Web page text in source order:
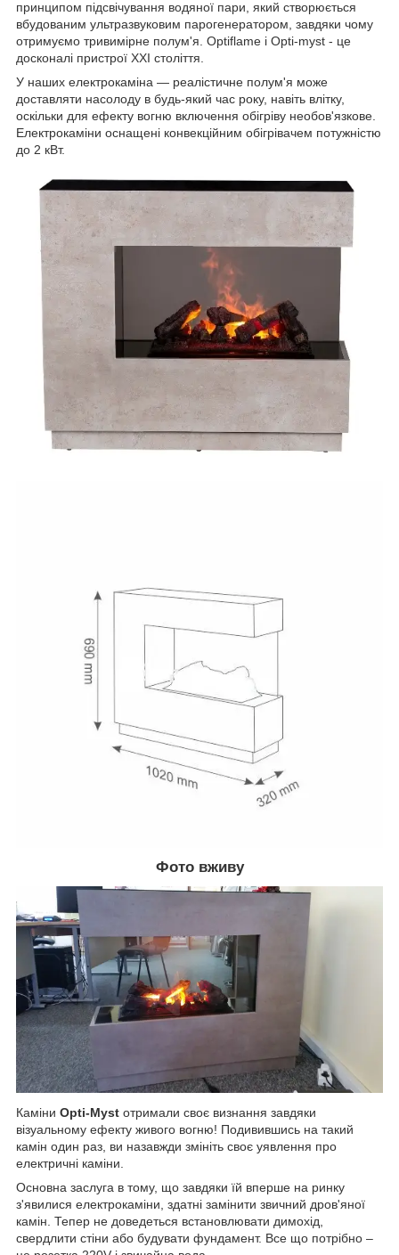
принципом підсвічування водяної пари, який створюється
вбудованим ультразвуковим парогенератором, завдяки чому
отримуємо тривимірне полум'я. Optiflame і Opti-myst - це
досконалі пристрої XXI століття.
У наших електрокаміна — реалістичне полум'я може
доставляти насолоду в будь-який час року, навіть влітку,
оскільки для ефекту вогню включення обігріву необов'язкове.
Електрокаміни оснащені конвекційним обігрівачем потужністю
до 2 кВт.
Фото вживу
Каміни Opti-Myst отримали своє визнання завдяки
візуальному ефекту живого вогню! Подивившись на такий
камін один раз, ви назавжди змініть своє уявлення про
електричні каміни.
Основна заслуга в тому, що завдяки їй вперше на ринку
з'явилися електрокаміни, здатні замінити звичний дров'яної
камін. Тепер не доведеться встановлювати димохід,
свердлити стіни або будувати фундамент. Все що потрібно –